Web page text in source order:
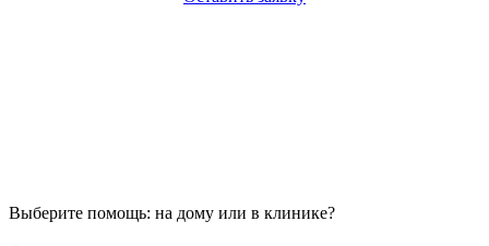
Выберите помощь: на дому или в клинике?